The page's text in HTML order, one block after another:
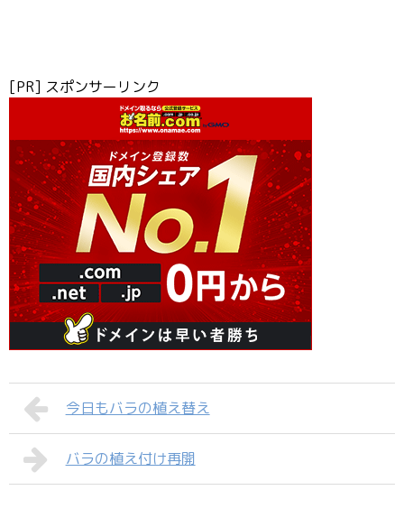
[PR] スポンサーリンク
今日もバラの植え替え
バラの植え付け再開